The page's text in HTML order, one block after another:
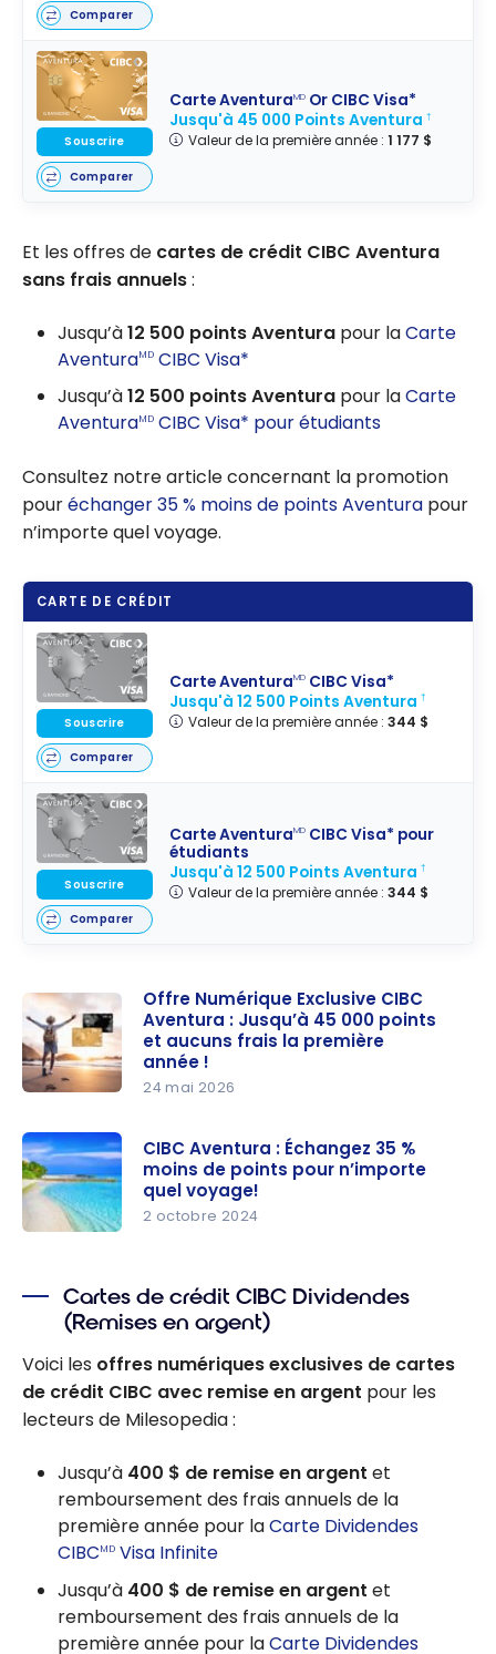
Comparer
Carte AventuraMD Or CIBC Visa*
Jusqu'à 45 000 Points Aventura†
Valeur de la première année : 1 177 $
Souscrire
Comparer
Et les offres de cartes de crédit CIBC Aventura
sans frais annuels:
Jusqu’à12 500 points Aventura pour laCarte
AventuraMD CIBC Visa*
Jusqu’à12 500 points Aventura pour laCarte
AventuraMD CIBC Visa* pour étudiants
Consultez notre article concernant la promotion
pouréchanger 35 % moins de points Aventura pour
n’importe quel voyage.
CARTE DE CRÉDIT
Carte AventuraMD CIBC Visa*
Jusqu'à 12 500 Points Aventura†
Valeur de la première année : 344 $
Souscrire
Comparer
Carte AventuraMD CIBC Visa* pour
étudiants
Jusqu'à 12 500 Points Aventura†
Valeur de la première année : 344 $
Souscrire
Comparer
Numérique
Exclusive
CIBC
Aventura :
points et
aucuns
frais la
première
année !
Offre Numérique Exclusive CIBC
Aventura : Jusqu’à 45 000 points
et aucuns frais la première
année !
24 mai 2026
Échangez
35 % moins
de points
pour
n’importe
voyage!
CIBC Aventura : Échangez 35 %
moins de points pour n’importe
quel voyage!
2 octobre 2024
Cartes de crédit CIBC Dividendes
(Remises en argent)
Voici les offres numériques exclusives de cartes
de crédit CIBC avec remise en argent pour les
lecteurs de Milesopedia :
Jusqu’à 400 $ de remise en argent et
remboursement des frais annuels de la
première année pour laCarte Dividendes
CIBCMD Visa Infinite
Jusqu’à 400 $ de remise en argent et
remboursement des frais annuels de la
première année pour laCarte Dividendes